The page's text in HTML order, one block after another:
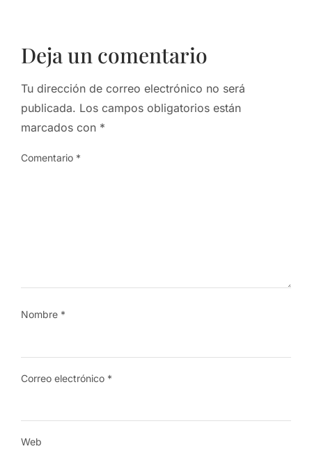
Deja un comentario
Tu dirección de correo electrónico no será
publicada. Los campos obligatorios están
marcados con *
Comentario *
Nombre *
Correo electrónico *
Web